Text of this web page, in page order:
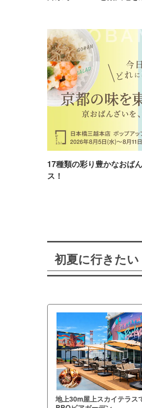
17種類の彩り豊かなおば
ス！
初夏に行きた
地上30m屋上スカイテラス